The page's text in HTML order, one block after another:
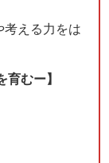
考える力をは
むー】